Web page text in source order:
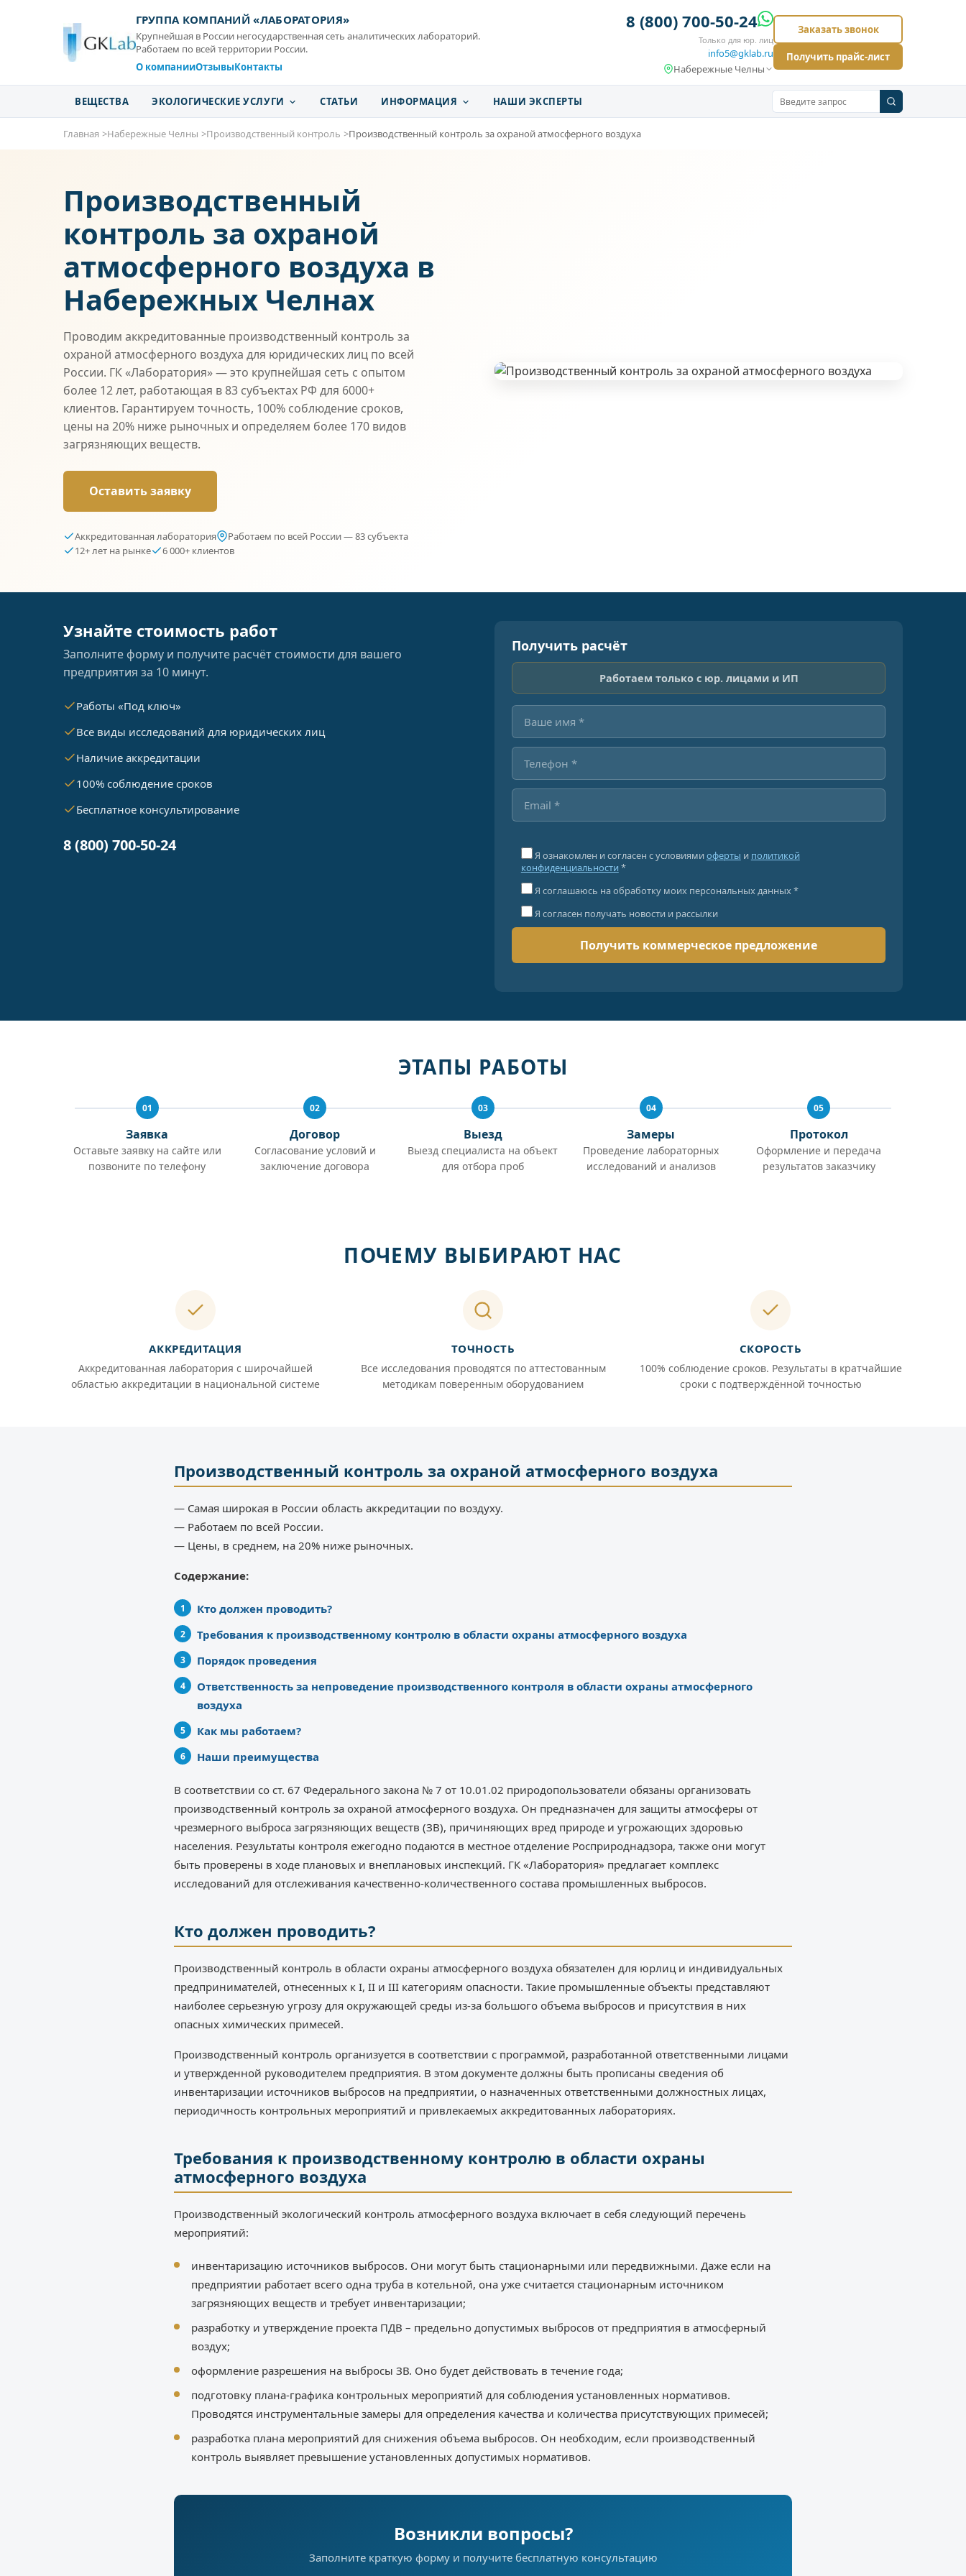
ГРУППА КОМПАНИЙ «ЛАБОРАТОРИЯ»
Крупнейшая в России негосударственная сеть аналитических лабораторий.
Работаем по всей территории России.
О компанииОтзывыКонтакты
8 (800) 700-50-24
Только для юр. лиц
info5@gklab.ru
Набережные Челны
Заказать звонок
Получить прайс-лист
ВЕЩЕСТВА ЭКОЛОГИЧЕСКИЕ УСЛУГИ СТАТЬИ ИНФОРМАЦИЯ НАШИ ЭКСПЕРТЫ
Главная Набережные Челны Производственный контроль Производственный контроль за охраной атмосферного воздуха
Производственный
контроль за охраной
атмосферного воздуха в
Набережных Челнах
Проводим аккредитованные производственный контроль за
охраной атмосферного воздуха для юридических лиц по всей
России. ГК «Лаборатория» — это крупнейшая сеть с опытом
более 12 лет, работающая в 83 субъектах РФ для 6000+
клиентов. Гарантируем точность, 100% соблюдение сроков,
цены на 20% ниже рыночных и определяем более 170 видов
загрязняющих веществ.
Оставить заявку
Аккредитованная лаборатория
Работаем по всей России — 83 субъекта
12+ лет на рынке
6 000+ клиентов
Узнайте стоимость работ
Заполните форму и получите расчёт стоимости для вашего
предприятия за 10 минут.
Работы «Под ключ»
Все виды исследований для юридических лиц
Наличие аккредитации
100% соблюдение сроков
Бесплатное консультирование
8 (800) 700-50-24
Получить расчёт
Работаем только с юр. лицами и ИП
Я ознакомлен и согласен с условиями оферты и политикой
конфиденциальности *
Я соглашаюсь на обработку моих персональных данных *
Я согласен получать новости и рассылки
ЭТАПЫ РАБОТЫ
01
Заявка
Оставьте заявку на сайте или
позвоните по телефону
02
Договор
Согласование условий и
заключение договора
03
Выезд
Выезд специалиста на объект
для отбора проб
04
Замеры
Проведение лабораторных
исследований и анализов
05
Протокол
Оформление и передача
результатов заказчику
ПОЧЕМУ ВЫБИРАЮТ НАС
АККРЕДИТАЦИЯ
Аккредитованная лаборатория с широчайшей
областью аккредитации в национальной системе
ТОЧНОСТЬ
Все исследования проводятся по аттестованным
методикам поверенным оборудованием
СКОРОСТЬ
100% соблюдение сроков. Результаты в кратчайшие
сроки с подтверждённой точностью
Производственный контроль за охраной атмосферного воздуха
— Самая широкая в России область аккредитации по воздуху.
— Работаем по всей России.
— Цены, в среднем, на 20% ниже рыночных.
Содержание:
Кто должен проводить?
Требования к производственному контролю в области охраны атмосферного воздуха
Порядок проведения
Ответственность за непроведение производственного контроля в области охраны атмосферного
воздуха
Как мы работаем?
Наши преимущества
В соответствии со ст. 67 Федерального закона № 7 от 10.01.02 природопользователи обязаны организовать
производственный контроль за охраной атмосферного воздуха. Он предназначен для защиты атмосферы от
чрезмерного выброса загрязняющих веществ (ЗВ), причиняющих вред природе и угрожающих здоровью
населения. Результаты контроля ежегодно подаются в местное отделение Росприроднадзора, также они могут
быть проверены в ходе плановых и внеплановых инспекций. ГК «Лаборатория» предлагает комплекс
исследований для отслеживания качественно-количественного состава промышленных выбросов.
Кто должен проводить?
Производственный контроль в области охраны атмосферного воздуха обязателен для юрлиц и индивидуальных
предпринимателей, отнесенных к I, II и III категориям опасности. Такие промышленные объекты представляют
наиболее серьезную угрозу для окружающей среды из-за большого объема выбросов и присутствия в них
опасных химических примесей.
Производственный контроль организуется в соответствии с программой, разработанной ответственными лицами
и утвержденной руководителем предприятия. В этом документе должны быть прописаны сведения об
инвентаризации источников выбросов на предприятии, о назначенных ответственными должностных лицах,
периодичность контрольных мероприятий и привлекаемых аккредитованных лабораториях.
Требования к производственному контролю в области охраны
атмосферного воздуха
Производственный экологический контроль атмосферного воздуха включает в себя следующий перечень
мероприятий:
инвентаризацию источников выбросов. Они могут быть стационарными или передвижными. Даже если на
предприятии работает всего одна труба в котельной, она уже считается стационарным источником
загрязняющих веществ и требует инвентаризации;
разработку и утверждение проекта ПДВ – предельно допустимых выбросов от предприятия в атмосферный
воздух;
оформление разрешения на выбросы ЗВ. Оно будет действовать в течение года;
подготовку плана-графика контрольных мероприятий для соблюдения установленных нормативов.
Проводятся инструментальные замеры для определения качества и количества присутствующих примесей;
разработка плана мероприятий для снижения объема выбросов. Он необходим, если производственный
контроль выявляет превышение установленных допустимых нормативов.
Возникли вопросы?
Заполните краткую форму и получите бесплатную консультацию